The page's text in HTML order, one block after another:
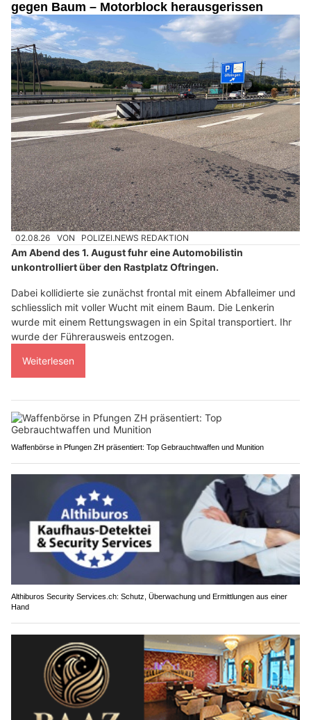
gegen Baum – Motorblock herausgerissen
02.08.26 VON POLIZEI.NEWS REDAKTION
Am Abend des 1. August fuhr eine Automobilistin
unkontrolliert über den Rastplatz Oftringen.
Dabei kollidierte sie zunächst frontal mit einem Abfalleimer und
schliesslich mit voller Wucht mit einem Baum. Die Lenkerin
wurde mit einem Rettungswagen in ein Spital transportiert. Ihr
wurde der Führerausweis entzogen.
Weiterlesen
Waffenbörse in Pfungen ZH präsentiert: Top Gebrauchtwaffen und Munition
Althiburos Security Services.ch: Schutz, Überwachung und Ermittlungen aus einer
Hand